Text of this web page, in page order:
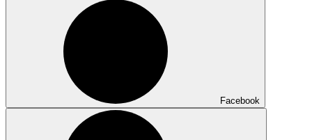
Facebook